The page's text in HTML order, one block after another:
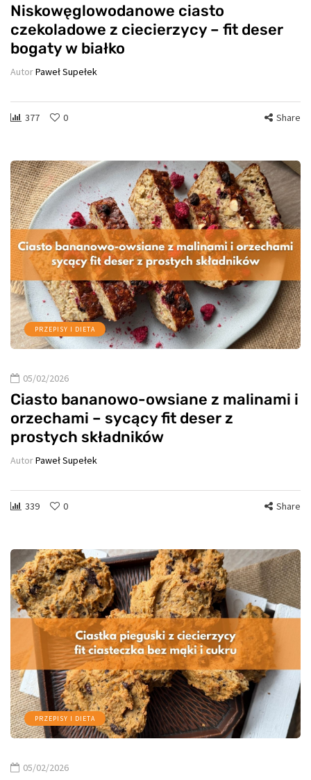
Niskowęglowodanowe ciasto
czekoladowe z ciecierzycy – fit deser
bogaty w białko
AutorPaweł Supełek
377 0 Share
PRZEPISY I DIETA
05/02/2026
Ciasto bananowo-owsiane z malinami i
orzechami – sycący fit deser z
prostych składników
AutorPaweł Supełek
339 0 Share
PRZEPISY I DIETA
05/02/2026